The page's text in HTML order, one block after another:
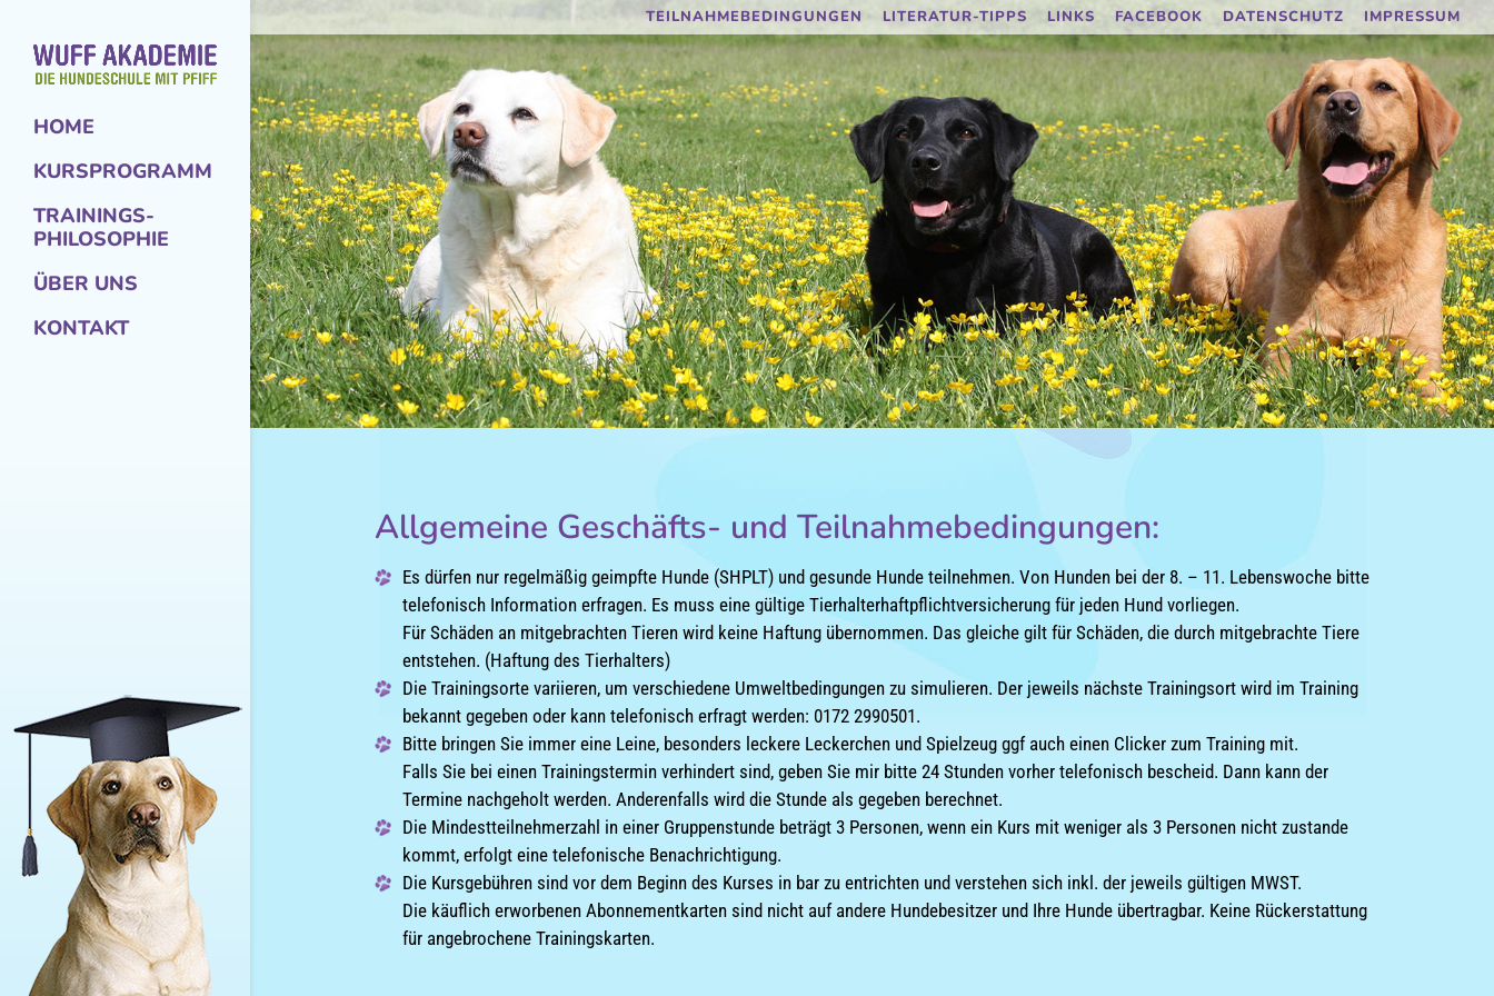
TEILNAHMEBEDINGUNGEN LITERATUR-TIPPS LINKS FACEBOOK DATENSCHUTZ IMPRESSUM
HOME
KURSPROGRAMM
TRAININGS-
PHILOSOPHIE
ÜBER UNS
KONTAKT
Allgemeine Geschäfts- und Teilnahmebedingungen:
Es dürfen nur regelmäßig geimpfte Hunde (SHPLT) und gesunde Hunde teilnehmen. Von Hunden bei der 8. – 11. Lebenswoche bitte
telefonisch Information erfragen. Es muss eine gültige Tierhalterhaftpflichtversicherung für jeden Hund vorliegen.
Für Schäden an mitgebrachten Tieren wird keine Haftung übernommen. Das gleiche gilt für Schäden, die durch mitgebrachte Tiere
entstehen. (Haftung des Tierhalters)
Die Trainingsorte variieren, um verschiedene Umweltbedingungen zu simulieren. Der jeweils nächste Trainingsort wird im Training
bekannt gegeben oder kann telefonisch erfragt werden: 0172 2990501.
Bitte bringen Sie immer eine Leine, besonders leckere Leckerchen und Spielzeug ggf auch einen Clicker zum Training mit.
Falls Sie bei einen Trainingstermin verhindert sind, geben Sie mir bitte 24 Stunden vorher telefonisch bescheid. Dann kann der
Termine nachgeholt werden. Anderenfalls wird die Stunde als gegeben berechnet.
Die Mindestteilnehmerzahl in einer Gruppenstunde beträgt 3 Personen, wenn ein Kurs mit weniger als 3 Personen nicht zustande
kommt, erfolgt eine telefonische Benachrichtigung.
Die Kursgebühren sind vor dem Beginn des Kurses in bar zu entrichten und verstehen sich inkl. der jeweils gültigen MWST.
Die käuflich erworbenen Abonnementkarten sind nicht auf andere Hundebesitzer und Ihre Hunde übertragbar. Keine Rückerstattung
für angebrochene Trainingskarten.